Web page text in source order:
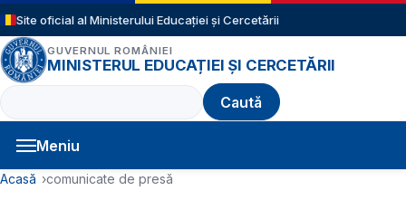
Sari la conținutul principal
Site oficial al Ministerului Educației și Cercetării
GUVERNUL ROMÂNIEI
MINISTERUL EDUCAȚIEI ȘI CERCETĂRII
Caută
Meniu
Navigație principală
Cale de navigare
Acasă comunicate de presă